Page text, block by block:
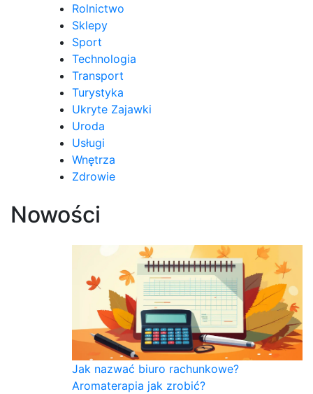
Rolnictwo
Sklepy
Sport
Technologia
Transport
Turystyka
Ukryte Zajawki
Uroda
Usługi
Wnętrza
Zdrowie
Nowości
Jak nazwać biuro rachunkowe?
Aromaterapia jak zrobić?